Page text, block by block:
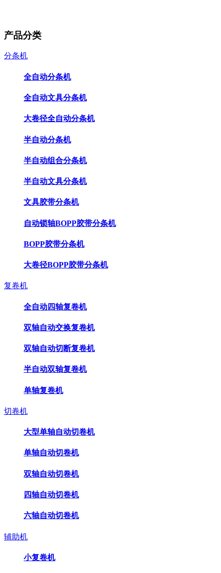
产品分类
分条机
全自动分条机
全自动文具分条机
大卷径全自动分条机
半自动分条机
半自动组合分条机
半自动文具分条机
文具胶带分条机
自动锁轴BOPP胶带分条机
BOPP胶带分条机
大卷径BOPP胶带分条机
复卷机
全自动四轴复卷机
双轴自动交换复卷机
双轴自动切断复卷机
半自动双轴复卷机
单轴复卷机
切卷机
大型单轴自动切卷机
单轴自动切卷机
双轴自动切卷机
四轴自动切卷机
六轴自动切卷机
辅助机
小复卷机